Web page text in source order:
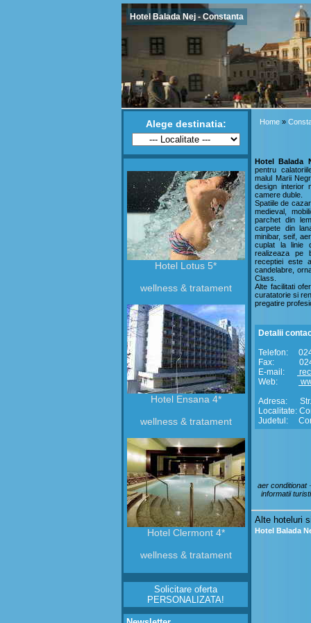
Hotel Balada Nej - Constanta
Alege destinatia:
Hotel Lotus 5*
wellness & tratament
Hotel Ensana 4*
wellness & tratament
Hotel Clermont 4*
wellness & tratament
Solicitare oferta
PERSONALIZATA!
Home »
Hotel Balada
pentru
malul Marii
design interior
camere duble.
Spatiile de
medieval,
parchet din
carpete din
minibar, seif,
cuplat la linie
realizeaza pe
receptiei este
candelabre,
Class.
Alte facilitati
curatatorie si
pregatire
Detalii
Telefon:
Fax:
E-mail:
Web:
Adresa: Str.
Localitate:
Judetul:
aer conditionat
informatii
Alte hoteluri
Hotel Balada